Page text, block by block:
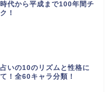
代から平成まで100年間チ
！
いの10のリズムと性格に
！全60キャラ分類！